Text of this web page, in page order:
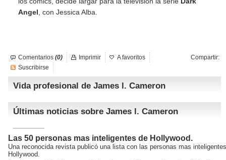
Angel , con Jessica Alba.
Comentarios (0) Compartir:
Imprimir
A favoritos
Suscribirse
Vida profesional de James l. Cameron
Últimas noticias sobre James l. Cameron
Las 50 personas mas inteligentes de Hollywood.
Una reconocida revista publicó una lista con las personas mas
Hollywood.